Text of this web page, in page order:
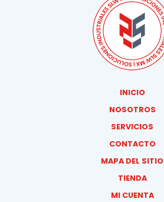
INICIO
NOSOTROS
SERVICIOS
CONTACTO
MAPA DEL SITIO
TIENDA
MI CUENTA